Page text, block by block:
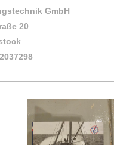
GmbH
20